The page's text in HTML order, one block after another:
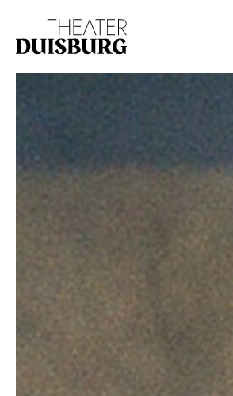
Zur Hauptnavigation springen
Zum Footer springen